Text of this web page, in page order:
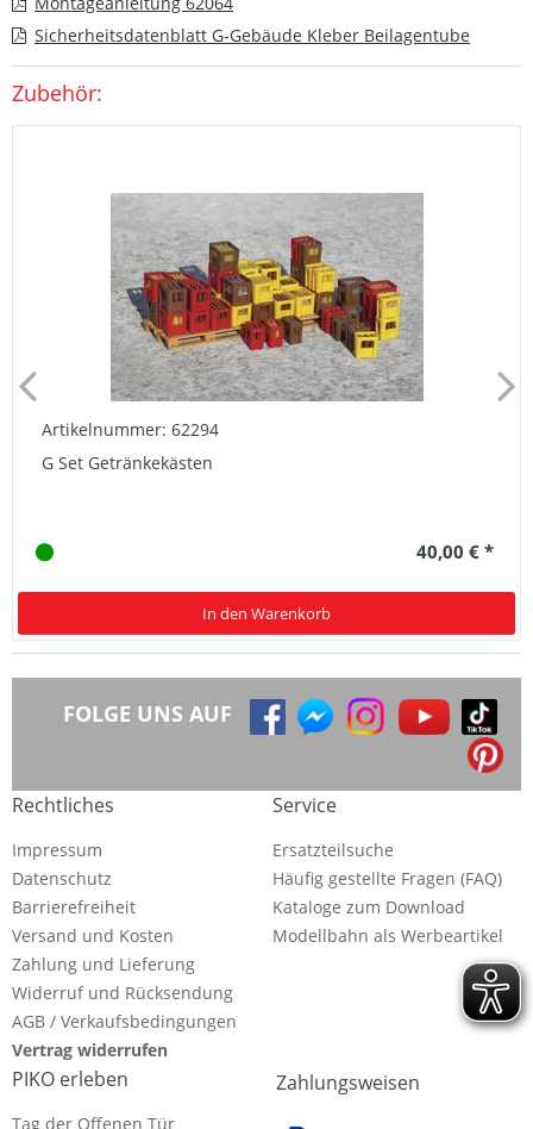
Sicherheitsdatenblatt G-Gebäude Kleber Beilagentube
Zubehör:
Artikelnummer: 62294
G Set Getränkekästen
40,00 € *
In den Warenkorb
FOLGE UNS AUF
Rechtliches
Impressum
Datenschutz
Barrierefreiheit
Versand und Kosten
Zahlung und Lieferung
Widerruf und Rücksendung
AGB / Verkaufsbedingungen
Vertrag widerrufen
Service
Ersatzteilsuche
Häufig gestellte Fragen (FAQ)
Kataloge zum Download
Modellbahn als Werbeartikel
PIKO erleben
Tag der Offenen Tür
Zahlungsweisen